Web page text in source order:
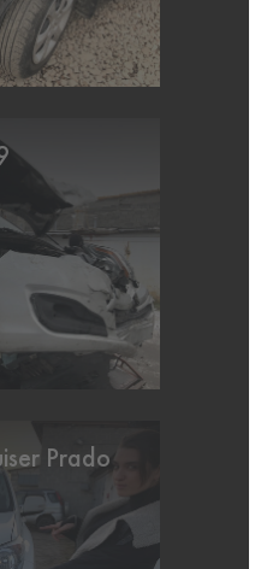
Prado